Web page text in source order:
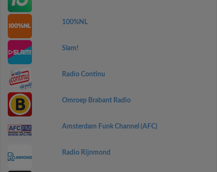
100%NL
Slam!
Radio Continu
Omroep Brabant Radio
Amsterdam Funk Channel (AFC)
Radio Rijnmond